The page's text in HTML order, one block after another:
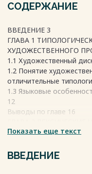
СОДЕРЖАНИЕ
ВВЕДЕНИЕ 3
ГЛАВА 1
ХУДОЖЕСТВЕННОГО
1.1 Художественный
1.2 Понятие
отличительные
1.3 Языковые
12
Выводы по главе 16
ОСОБЕННОСТИ
парням, которых я
Loved Before”) 18
Показать еще текст
ВВЕДЕНИЕ